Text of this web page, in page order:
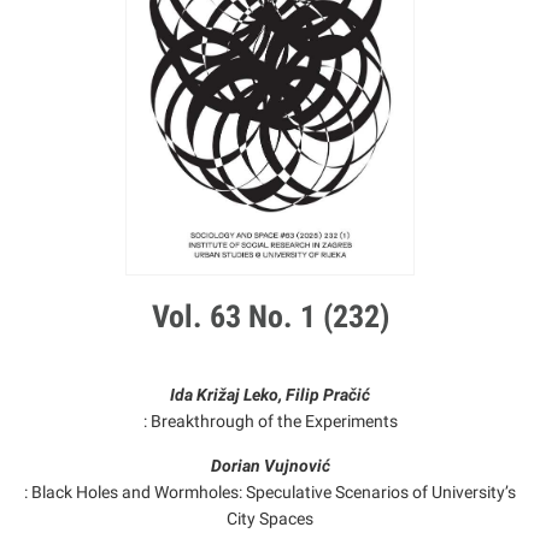
Vol. 63 No. 1 (232)
Ida Križaj Leko, Filip Pračić
: Breakthrough of the Experiments
Dorian Vujnović
: Black Holes and Wormholes: Speculative Scenarios of University’s
City Spaces